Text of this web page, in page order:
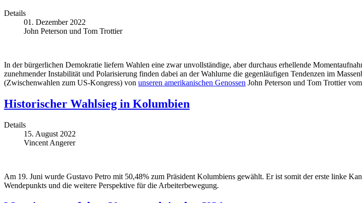
Details
01. Dezember 2022
John Peterson und Tom Trottier
In der bürgerlichen Demokratie liefern Wahlen eine zwar unvollständige, aber durchaus erhellende
zunehmender Instabilität und Polarisierung finden dabei an der Wahlurne die gegenläufigen Tendenzen im
(Zwischenwahlen zum US-Kongress) von unseren amerikanischen Genossen John Peterson und Tom Trottier
Historischer Wahlsieg in Kolumbien
Details
15. August 2022
Vincent Angerer
Am 19. Juni wurde Gustavo Petro mit 50,48% zum Präsident Kolumbiens gewählt. Er ist somit der erste linke
Wendepunkts und die weitere Perspektive für die Arbeiterbewegung.